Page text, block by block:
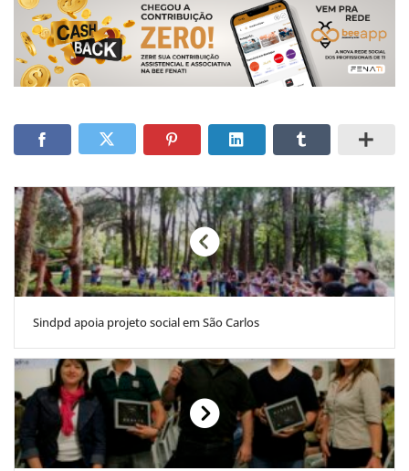
Sindpd apoia projeto social em São Carlos